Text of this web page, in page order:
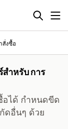
สั่งซื้อ
ำหรับ การ
อได้ กำหนดขีด
ดอื่นๆ ด้วย